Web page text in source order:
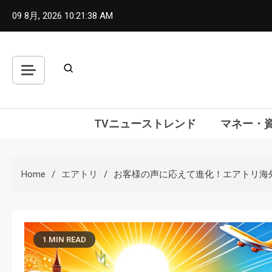
09 8月, 2026 10:21:39 AM
TVニューストレンド マネー・
Home エアトリ お客様の声に応えて進化！エアトリ
1 MIN READ